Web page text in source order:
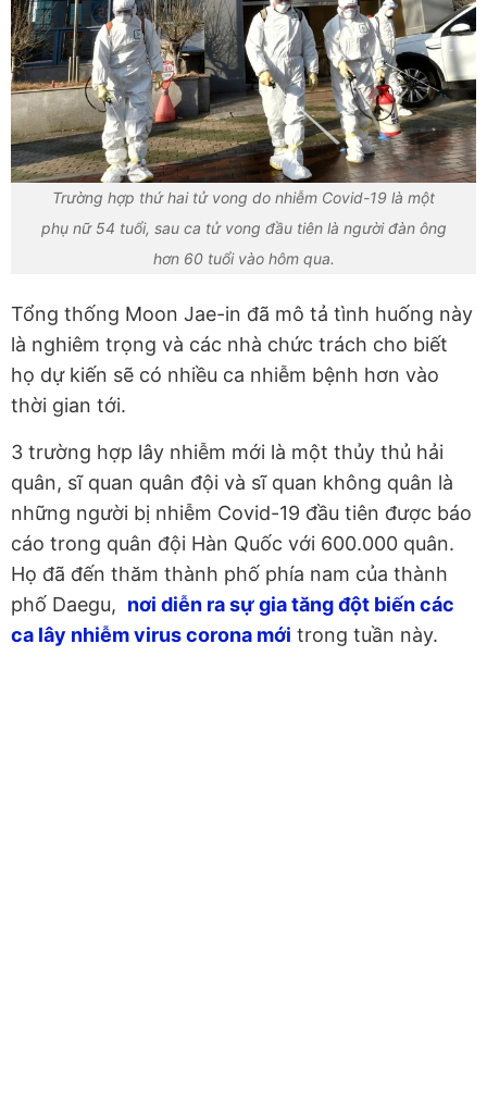
Trường hợp thứ hai tử vong do nhiễm Covid-19 là một
phụ nữ 54 tuổi, sau ca tử vong đầu tiên là người đàn ông
hơn 60 tuổi vào hôm qua.
Tổng thống Moon Jae-in đã mô tả tình huống này
là nghiêm trọng và các nhà chức trách cho biết
họ dự kiến sẽ có nhiều ca nhiễm bệnh hơn vào
thời gian tới.
3 trường hợp lây nhiễm mới là một thủy thủ hải
quân, sĩ quan quân đội và sĩ quan không quân là
những người bị nhiễm Covid-19 đầu tiên được báo
cáo trong quân đội Hàn Quốc với 600.000 quân.
Họ đã đến thăm thành phố phía nam của thành
phố Daegu, nơi diễn ra sự gia tăng đột biến các
ca lây nhiễm virus corona mới trong tuần này.